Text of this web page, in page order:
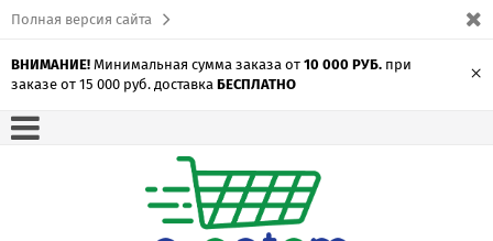
Полная версия сайта
ВНИМАНИЕ! Минимальная сумма заказа от 10 000 РУБ. при
заказе от 15 000 руб. доставка БЕСПЛАТНО ×